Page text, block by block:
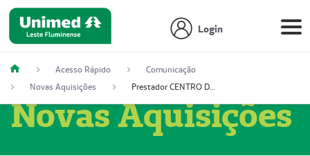
Login
Acesso Rápido
Comunicação
Novas Aquisições
Prestador CENTRO DE ONCOLOGIA
Novas Aquisições